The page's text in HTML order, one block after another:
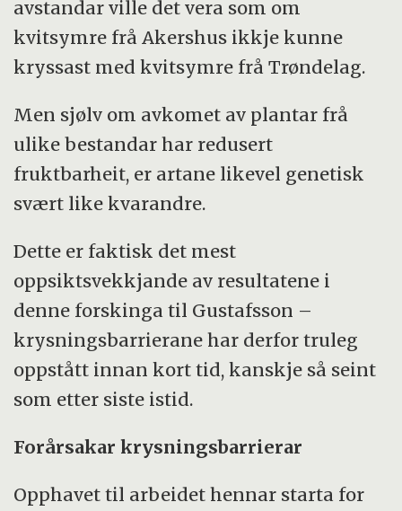
avstandar ville det vera som om
kvitsymre frå Akershus ikkje kunne
kryssast med kvitsymre frå Trøndelag.
Men sjølv om avkomet av plantar frå
ulike bestandar har redusert
fruktbarheit, er artane likevel genetisk
svært like kvarandre.
Dette er faktisk det mest
oppsiktsvekkjande av resultatene i
denne forskinga til Gustafsson –
krysningsbarrierane har derfor truleg
oppstått innan kort tid, kanskje så seint
som etter siste istid.
Forårsakar krysningsbarrierar
Opphavet til arbeidet hennar starta for